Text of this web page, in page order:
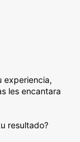
experiencia,
les encantara
resultado?